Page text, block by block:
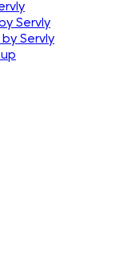
Servly
Servly